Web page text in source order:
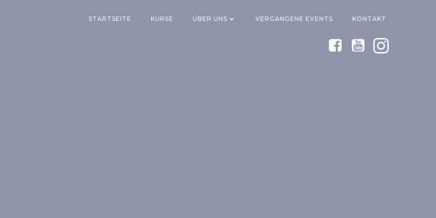
STARTSEITE KURSE ÜBER UNS VERGANGENE EVENTS KONTAKT